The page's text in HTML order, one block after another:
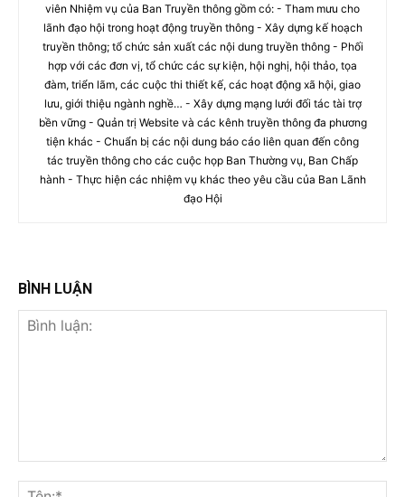
viên Nhiệm vụ của Ban Truyền thông gồm có: - Tham mưu cho
lãnh đạo hội trong hoạt động truyền thông - Xây dựng kế hoạch
truyền thông; tổ chức sản xuất các nội dung truyền thông - Phối
hợp với các đơn vị, tổ chức các sự kiện, hội nghị, hội thảo, tọa
đàm, triển lãm, các cuộc thi thiết kế, các hoạt động xã hội, giao
lưu, giới thiệu ngành nghề… - Xây dựng mạng lưới đối tác tài trợ
bền vững - Quản trị Website và các kênh truyền thông đa phương
tiện khác - Chuẩn bị các nội dung báo cáo liên quan đến công
tác truyền thông cho các cuộc họp Ban Thường vụ, Ban Chấp
hành - Thực hiện các nhiệm vụ khác theo yêu cầu của Ban Lãnh
đạo Hội
BÌNH LUẬN